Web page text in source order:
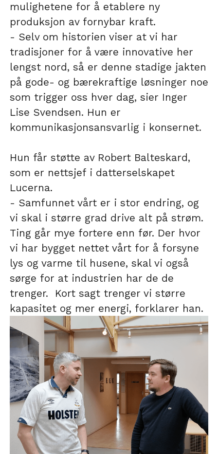
mulighetene for å etablere ny
produksjon av fornybar kraft.
- Selv om historien viser at vi har
tradisjoner for å være innovative her
lengst nord, så er denne stadige jakten
på gode- og bærekraftige løsninger noe
som trigger oss hver dag, sier Inger
Lise Svendsen. Hun er
kommunikasjonsansvarlig i konsernet.
Hun får støtte av Robert Balteskard,
som er nettsjef i datterselskapet
Lucerna.
- Samfunnet vårt er i stor endring, og
vi skal i større grad drive alt på strøm.
Ting går mye fortere enn før. Der hvor
vi har bygget nettet vårt for å forsyne
lys og varme til husene, skal vi også
sørge for at industrien har de de
trenger. Kort sagt trenger vi større
kapasitet og mer energi, forklarer han.